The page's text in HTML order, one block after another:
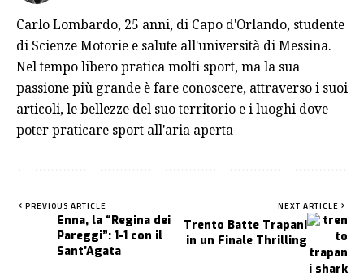
Carlo Lombardo, 25 anni, di Capo d'Orlando, studente
di Scienze Motorie e salute all'università di Messina.
Nel tempo libero pratica molti sport, ma la sua
passione più grande è fare conoscere, attraverso i suoi
articoli, le bellezze del suo territorio e i luoghi dove
poter praticare sport all'aria aperta
PREVIOUS ARTICLE
Enna, la “Regina dei
Pareggi”: 1-1 con il
Sant’Agata
NEXT ARTICLE
Trento Batte Trapani
in un Finale Thrilling